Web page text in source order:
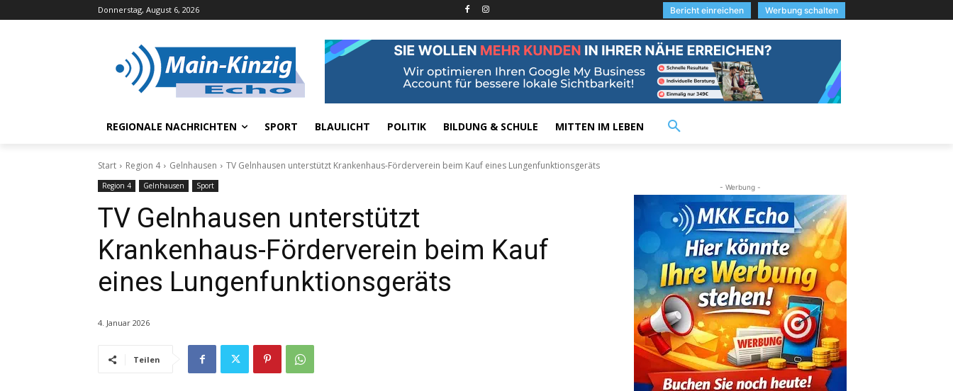
Donnerstag, August 6, 2026 Bericht einreichen Werbung schalten
REGIONALE NACHRICHTEN SPORT BLAULICHT POLITIK BILDUNG & SCHULE MITTEN IM LEBEN
Start Region 4 Gelnhausen TV Gelnhausen unterstützt Krankenhaus-Förderverein beim Kauf eines Lungenfunktionsgeräts
Region 4 Gelnhausen Sport
TV Gelnhausen unterstützt
Krankenhaus-Förderverein beim Kauf
eines Lungenfunktionsgeräts
4. Januar 2026
Teilen
- Werbung -